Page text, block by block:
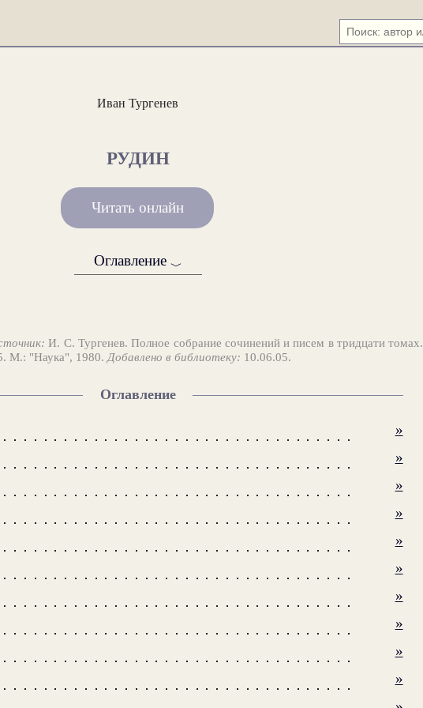
Иван Тургенев
РУДИН
Читать онлайн
Оглавление ﹀
И. С. Тургенев. Полное собрание сочинений и писем в тридцати томах.
М.: "Наука", 1980. Добавлено в библиотеку: 10.06.05.
Оглавление
»
»
»
»
»
»
»
»
»
»